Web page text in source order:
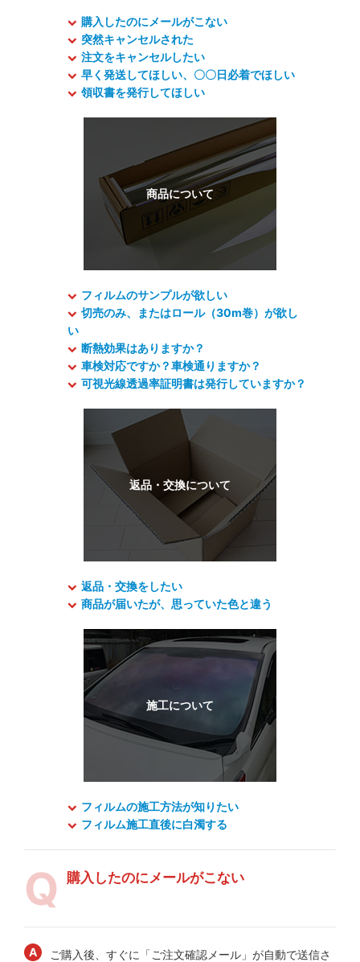
購入したのにメールがこない
突然キャンセルされた
注文をキャンセルしたい
早く発送してほしい、〇〇日必着でほしい
領収書を発行してほしい
フィルムのサンプルが欲しい
切売のみ、またはロール（30m巻）が欲し
い
断熱効果はありますか？
車検対応ですか？車検通りますか？
可視光線透過率証明書は発行していますか？
返品・交換をしたい
商品が届いたが、思っていた色と違う
フィルムの施工方法が知りたい
フィルム施工直後に白濁する
購入したのにメールがこない
ご購入後、すぐに「ご注文確認メール」が自動で送信さ